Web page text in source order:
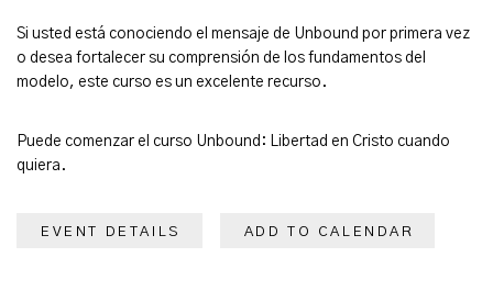
Si usted está conociendo el mensaje de Unbound por primera vez
o desea fortalecer su comprensión de los fundamentos del
modelo, este curso es un excelente recurso.
Puede comenzar el curso Unbound: Libertad en Cristo cuando
quiera.
EVENT DETAILS ADD TO CALENDAR